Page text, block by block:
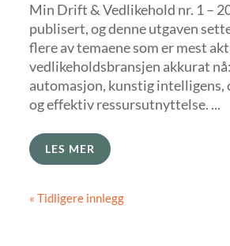
Min Drift & Vedlikehold nr. 1 –
publisert, og denne utgaven
flere av temaene som er mest
vedlikeholdsbransjen akkurat
automasjon, kunstig intelligens,
og effektiv ressursutnyttelse. ...
LES MER
« Tidligere innlegg